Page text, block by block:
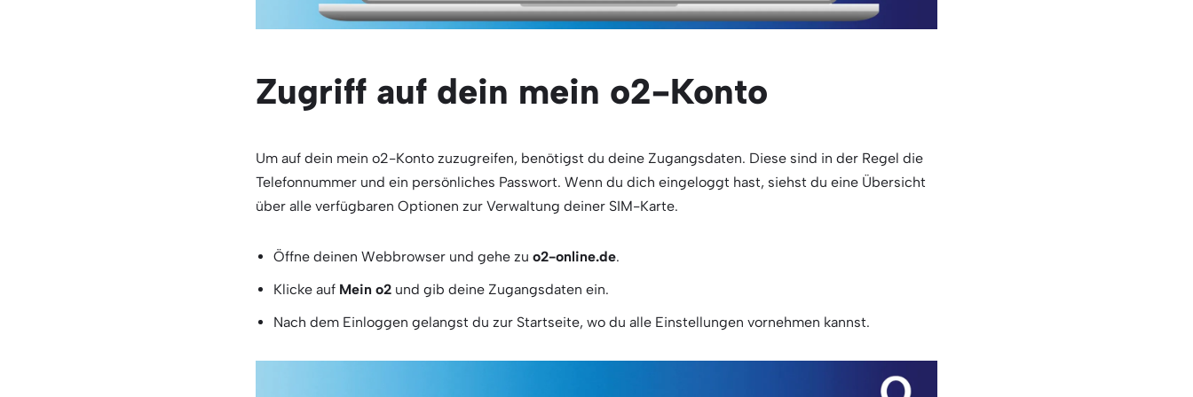
Zugriff auf dein mein o2-Konto
Um auf dein mein o2-Konto zuzugreifen, benötigst du deine Zugangsdaten. Diese sind in der Regel die
Telefonnummer und ein persönliches Passwort. Wenn du dich eingeloggt hast, siehst du eine Übersicht
über alle verfügbaren Optionen zur Verwaltung deiner SIM-Karte.
Öffne deinen Webbrowser und gehe zu o2-online.de.
Klicke auf Mein o2 und gib deine Zugangsdaten ein.
Nach dem Einloggen gelangst du zur Startseite, wo du alle Einstellungen vornehmen kannst.